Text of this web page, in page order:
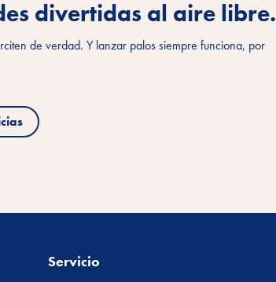
divertidas al aire libre.
de verdad. Y lanzar palos siempre funciona, por
Servicio